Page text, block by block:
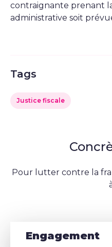
contraignante prenant
administrative soit
Tags
Justice fiscale
Pour lutter contre la
Engagement